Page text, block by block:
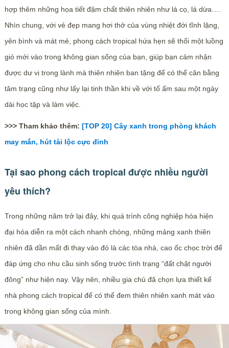
hợp thêm những họa tiết đậm chất thiên nhiên như lá cọ, lá dừa….
Nhìn chung, với vẻ đẹp mang hơi thở của vùng nhiệt đới tĩnh lặng,
yên bình và mát mẻ, phong cách tropical hứa hẹn sẽ thổi một luồng
gió mới vào trong không gian sống của bạn, giúp bạn cảm nhận
được dư vị trong lành mà thiên nhiên ban tặng để có thể cân bằng
tâm trạng cũng như lấy lại tinh thần khi về với tổ ấm sau một ngày
dài học tập và làm việc.
>>> Tham khảo thêm: [TOP 20] Cây xanh trong phòng khách
may mắn, hút tài lộc cực đỉnh
Tại sao phong cách tropical được nhiều người
yêu thích?
Trong những năm trở lại đây, khi quá trình công nghiệp hóa hiện
đại hóa diễn ra một cách nhanh chóng, những mảng xanh thiên
nhiên đã dần mất đi thay vào đó là các tòa nhà, cao ốc chọc trời để
đáp ứng cho nhu cầu sinh sống trước tình trạng “đất chật người
đông” như hiện nay. Vậy nên, nhiều gia chủ đã chọn lựa thiết kế
nhà phong cách tropical để có thể đem thiên nhiên xanh mát vào
trong không gian sống của mình.